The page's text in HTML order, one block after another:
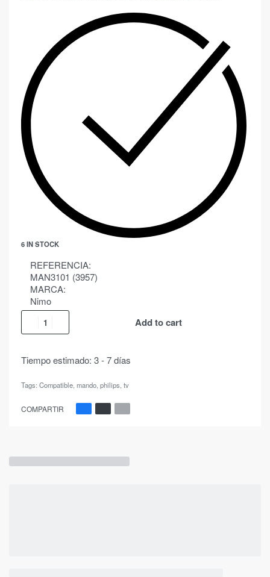
6 IN STOCK
REFERENCIA:
MAN3101 (3957)
MARCA:
Nimo
Add to cart
Tiempo estimado: 3 - 7 días
Tags: Compatible, mando, philips, tv
COMPARTIR